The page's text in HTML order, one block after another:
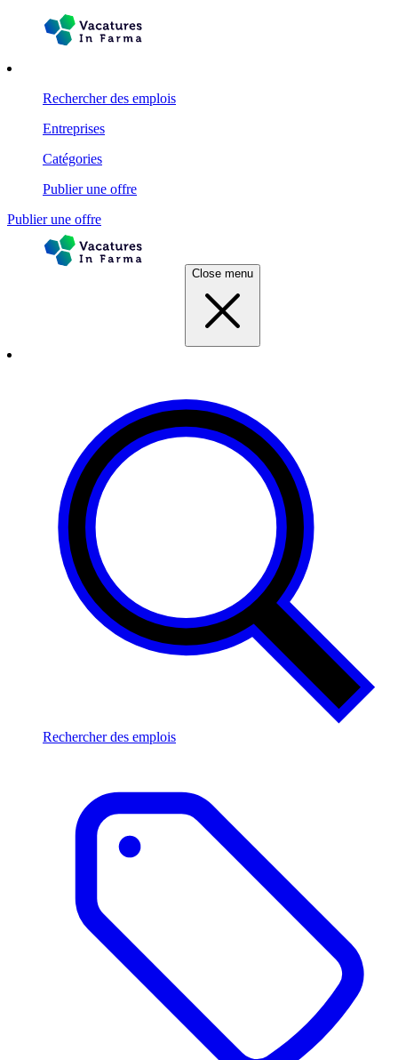
Rechercher des emplois
Entreprises
Catégories
Publier une offre
Publier une offre
Close menu
Rechercher des emplois